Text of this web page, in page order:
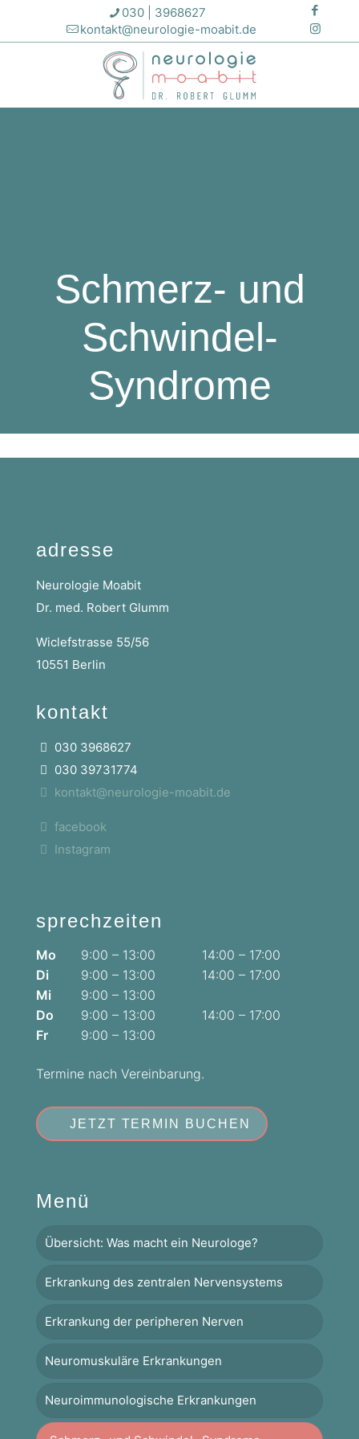
030 | 3968627
kontakt@neurologie-moabit.de
Schmerz- und
Schwindel-
Syndrome
adresse
Neurologie Moabit
Dr. med. Robert Glumm
Wiclefstrasse 55/56
10551 Berlin
kontakt
030 3968627
030 39731774
kontakt@neurologie-moabit.de
facebook
Instagram
sprechzeiten
Mo 9:00 – 13:00
14:00 – 17:00
Di
9:00 – 13:00
14:00 – 17:00
Mi
9:00 – 13:00
Do
9:00 – 13:00
14:00 – 17:00
Fr
9:00 – 13:00
Termine nach Vereinbarung.
JETZT TERMIN BUCHEN
Menü
Übersicht: Was macht ein Neurologe?
Erkrankung des zentralen Nervensystems
Erkrankung der peripheren Nerven
Neuromuskuläre Erkrankungen
Neuroimmunologische Erkrankungen